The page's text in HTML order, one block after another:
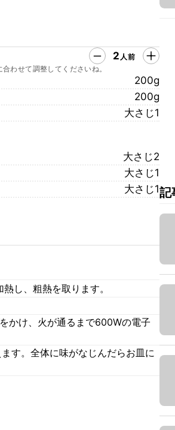
2 人前
わせて調整してくださいね。
200g
200g
大さじ1
大さじ2
大さじ1
大さじ1
し、粗熱を取ります。
かけ、火が通るまで600Wの電子
す。全体に味がなじんだらお皿に
記